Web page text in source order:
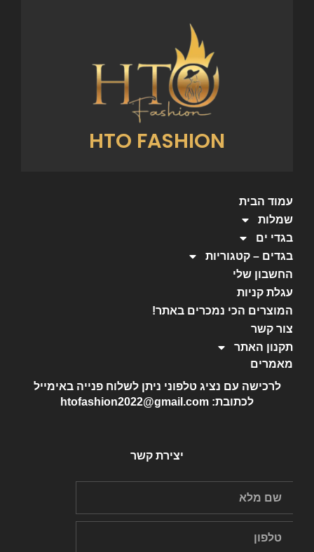
HTO FASHION
עמוד הבית
שמלות
בגדי ים
בגדים – קטגוריות
החשבון שלי
עגלת קניות
המוצרים הכי נמכרים באתר!
צור קשר
תקנון האתר
מאמרים
לרכישה עם נציג טלפוני ניתן לשלוח פנייה באימייל
לכתובת: htofashion2022@gmail.com
יצירת קשר